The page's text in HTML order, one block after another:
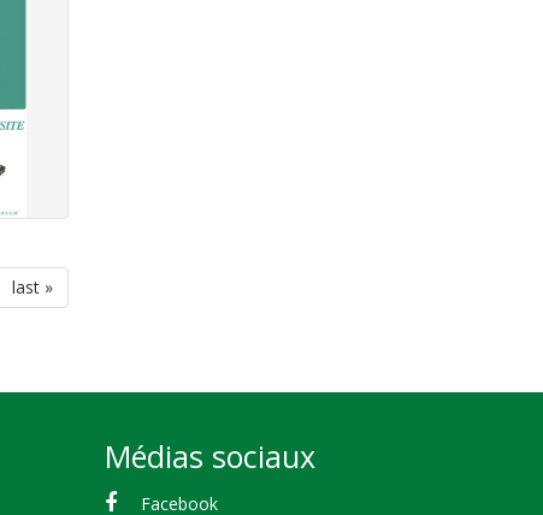
dernière
page
last »
Médias sociaux
Facebook